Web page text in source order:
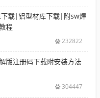
载|铝型材库下载|附sw焊
程
232822
版注册码下载附安装方法
304447